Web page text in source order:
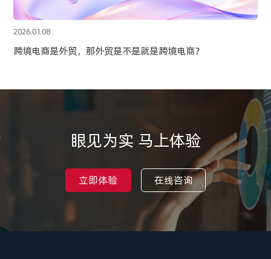
2026.01.08
跨境电商是外贸，那外贸是不是就是跨境电商？
眼见为实 马上体验
立即体验 在线咨询